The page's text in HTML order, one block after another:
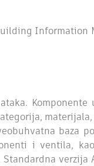
Information
Komponente
baza
i ventila,
verzija